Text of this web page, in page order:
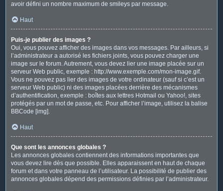
avoir défini un nombre maximum de smileys par message.
Haut
Puis-je publier des images ?
Oui, vous pouvez afficher des images dans vos messages. Par ailleurs, si
l’administrateur a autorisé les fichiers joints, vous pouvez charger une
image sur le forum. Autrement, vous devez lier une image placée sur un
serveur Web public, exemple : http://www.exemple.com/mon-image.gif.
Vous ne pouvez pas lier des images de votre ordinateur (sauf si c’est un
serveur Web public) ni des images placées derrière des mécanismes
d’authentification, exemple : boîtes aux lettres Hotmail ou Yahoo!, sites
protégés par un mot de passe, etc. Pour afficher l’image, utilisez la balise
BBCode [img].
Haut
Que sont les annonces globales ?
Les annonces globales contiennent des informations importantes que
vous devez lire dès que possible. Elles apparaissent en haut de chaque
forum et dans votre panneau de l’utilisateur. La possibilité de publier des
annonces globales dépend des permissions définies par l’administrateur.